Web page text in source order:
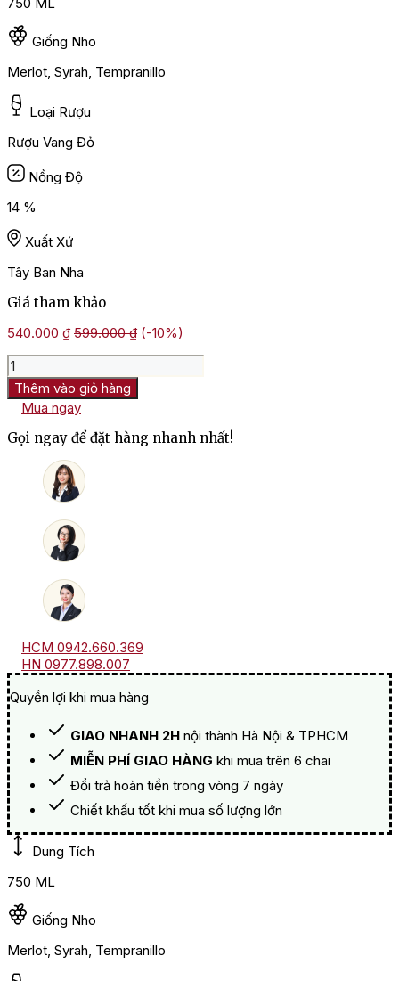
750 ML
Giống Nho
Merlot, Syrah, Tempranillo
Loại Rượu
Rượu Vang Đỏ
Nồng Độ
14 %
Xuất Xứ
Tây Ban Nha
Giá tham khảo
540.000 ₫ 599.000₫ (-10%)
Rượu
Vang
Marques
De
Riscal
1860
Tempranillo
Thêm vào giỏ hàng
Mua ngay
Gọi ngay để đặt hàng nhanh nhất!
HCM 0942.660.369
HN 0977.898.007
Quyền lợi khi mua hàng
GIAO NHANH 2H nội thành Hà Nội & TPHCM
MIỄN PHÍ GIAO HÀNG khi mua trên 6 chai
Đổi trả hoàn tiền trong vòng 7 ngày
Chiết khấu tốt khi mua số lượng lớn
Dung Tích
750 ML
Giống Nho
Merlot, Syrah, Tempranillo